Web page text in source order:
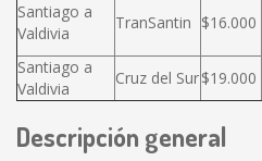
Santiago a
Valdivia
TranSantin $16.000
Santiago a
Valdivia
Cruz del Sur$19.000
Descripción general